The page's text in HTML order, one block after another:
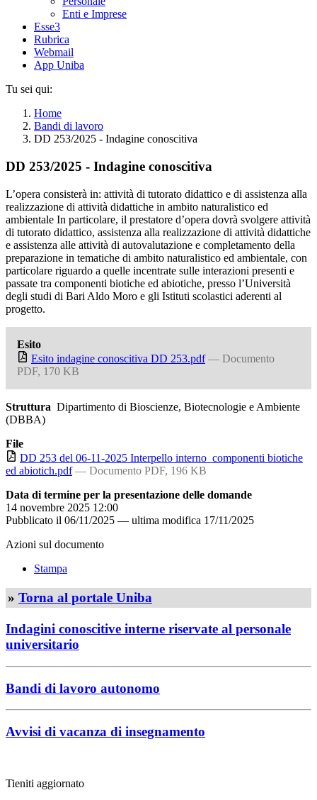
Enti e Imprese
Esse3
Rubrica
Webmail
App Uniba
Tu sei qui:
Home
Bandi di lavoro
DD 253/2025 - Indagine conoscitiva
DD 253/2025 - Indagine conoscitiva
L’opera consisterà in: attività di tutorato didattico e di assistenza alla
realizzazione di attività didattiche in ambito naturalistico ed
ambientale In particolare, il prestatore d’opera dovrà svolgere attività
di tutorato didattico, assistenza alla realizzazione di attività didattiche
e assistenza alle attività di autovalutazione e completamento della
preparazione in tematiche di ambito naturalistico ed ambientale, con
particolare riguardo a quelle incentrate sulle interazioni presenti e
passate tra componenti biotiche ed abiotiche, presso l’Università
degli studi di Bari Aldo Moro e gli Istituti scolastici aderenti al
progetto.
Esito
Esito indagine conoscitiva DD 253.pdf — Documento
PDF, 170 KB
Struttura Dipartimento di Bioscienze, Biotecnologie e Ambiente
(DBBA)
File
DD 253 del 06-11-2025 Interpello interno_componenti biotiche
ed abiotich.pdf — Documento PDF, 196 KB
Data di termine per la presentazione delle domande
14 novembre 2025 12:00
Pubblicato il 06/11/2025 — ultima modifica 17/11/2025
Azioni sul documento
Stampa
» Torna al portale Uniba
Indagini conoscitive interne riservate al personale
universitario
Bandi di lavoro autonomo
Avvisi di vacanza di insegnamento
Tieniti aggiornato